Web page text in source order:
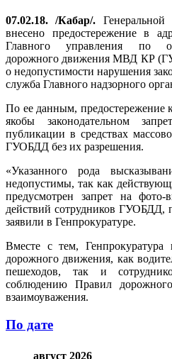
07.02.18. /Кабар/. Генеральной
внесено предостережение в
Главного управления по
дорожного движения МВД КР
о недопустимости нарушения
служба Главного надзорного
По ее данным, предостережение
якобы законодательном
публикации в средствах
ГУОБДД без их разрешения.
«Указанного рода
недопустимы, так как
предусмотрен запрет на
действий сотрудников
заявили в Генпрокуратуре.
Вместе с тем, Генпрокуратура
дорожного движения, как
пешеходов, так и
соблюдению Правил
взаимоуважения.
По дате
август 2026